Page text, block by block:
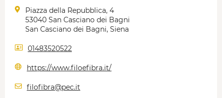
Piazza della Repubblica, 4
53040 San Casciano dei Bagni
San Casciano dei Bagni, Siena
01483520522
https://www.filoefibra.it/
filofibra@pec.it